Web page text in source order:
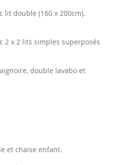
lit double (160 x 200cm).
2 x 2 lits simples superposés
double lavabo et
et chaise enfant.